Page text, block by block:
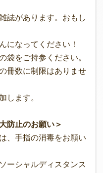
あります。おもし
ってください！
持参ください。
制限はありませ
す。
防止のお願い＞
、手指の消毒をお願い
ーシャルディスタンス